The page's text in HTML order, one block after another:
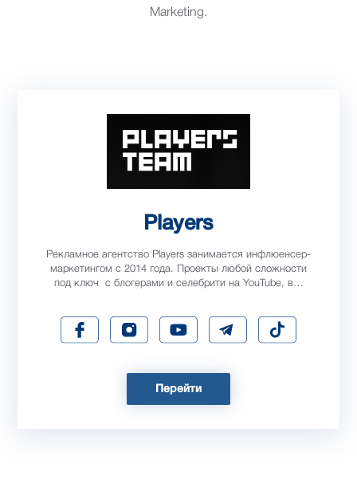
Marketing.
Players
Рекламное агентство Players занимается инфлюенсер-
маркетингом с 2014 года. Проекты любой сложности
под ключ с блогерами и селебрити на YouTube, в…
Перейти